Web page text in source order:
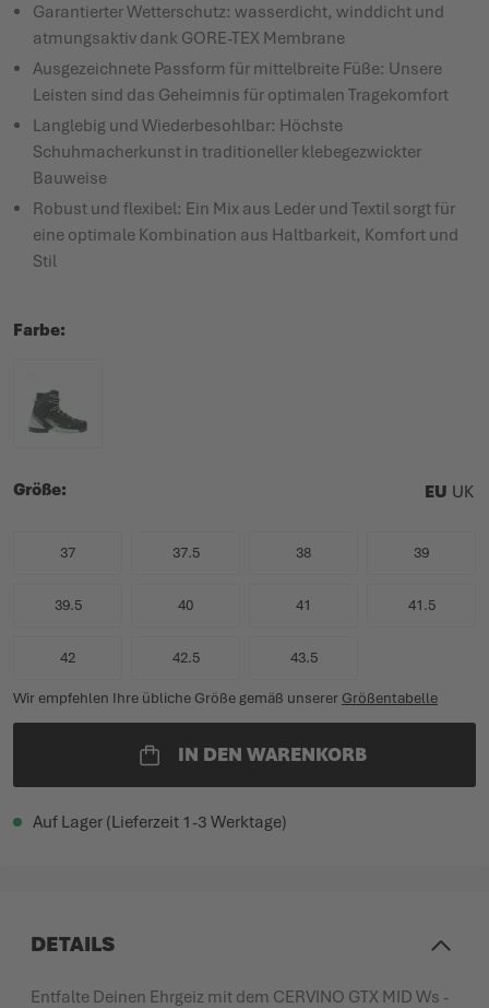
Garantierter Wetterschutz: wasserdicht, winddicht und
atmungsaktiv dank GORE-TEX Membrane
Ausgezeichnete Passform für mittelbreite Füße: Unsere
Leisten sind das Geheimnis für optimalen Tragekomfort
Langlebig und Wiederbesohlbar: Höchste
Schuhmacherkunst in traditioneller klebegezwickter
Bauweise
Robust und flexibel: Ein Mix aus Leder und Textil sorgt für
eine optimale Kombination aus Haltbarkeit, Komfort und
Stil
Farbe
Größe EU UK
37 37.5 38 39
39.5 40 41 41.5
42 42.5 43.5
Wir empfehlen Ihre übliche Größe gemäß unserer Größentabelle
IN DEN WARENKORB
Auf Lager (Lieferzeit 1-3 Werktage)
DETAILS
Entfalte Deinen Ehrgeiz mit dem CERVINO GTX MID Ws -